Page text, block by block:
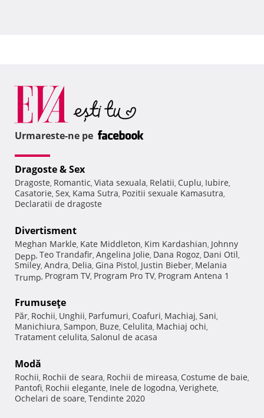
Urmareste-ne pe
Dragoste & Sex
Dragoste, Romantic, Viata sexuala, Relatii, Cuplu, Iubire,
Casatorie, Sex, Kama Sutra, Pozitii sexuale Kamasutra,
Declaratii de dragoste
Divertisment
Meghan Markle, Kate Middleton, Kim Kardashian, Johnny
Depp, Teo Trandafir, Angelina Jolie, Dana Rogoz, Dani Otil,
Smiley, Andra, Delia, Gina Pistol, Justin Bieber, Melania
Trump, Program TV, Program Pro TV, Program Antena 1
Frumuseţe
Păr, Rochii, Unghii, Parfumuri, Coafuri, Machiaj, Sani,
Manichiura, Sampon, Buze, Celulita, Machiaj ochi,
Tratament celulita, Salonul de acasa
Modă
Rochii, Rochii de seara, Rochii de mireasa, Costume de baie,
Pantofi, Rochii elegante, Inele de logodna, Verighete,
Ochelari de soare, Tendinte 2020